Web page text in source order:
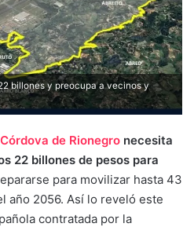
billones y preocupa a vecinos y
de Rionegro necesita
22 billones de pesos para
para movilizar hasta 43
año 2056. Así lo reveló este
contratada por la